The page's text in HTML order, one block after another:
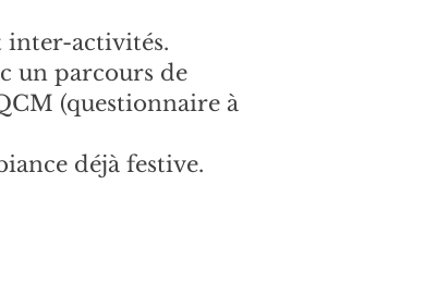
inter-activités.
un parcours de
(questionnaire à
déjà festive.